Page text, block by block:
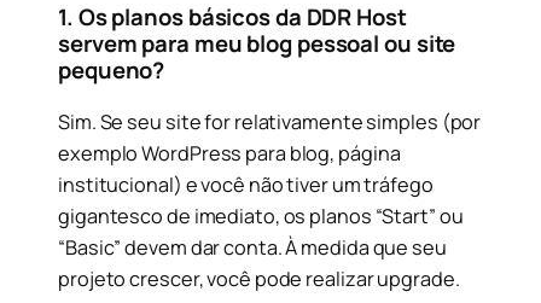
1. Os planos básicos da DDR Host
servem para meu blog pessoal ou site
pequeno?
Sim. Se seu site for relativamente simples (por
exemplo WordPress para blog, página
institucional) e você não tiver um tráfego
gigantesco de imediato, os planos “Start” ou
“Basic” devem dar conta. À medida que seu
projeto crescer, você pode realizar upgrade.